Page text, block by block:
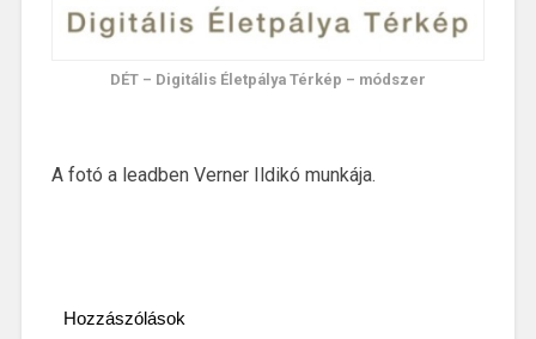
DÉT – Digitális Életpálya Térkép – módszer
A fotó a leadben Verner Ildikó munkája.
Hozzászólások